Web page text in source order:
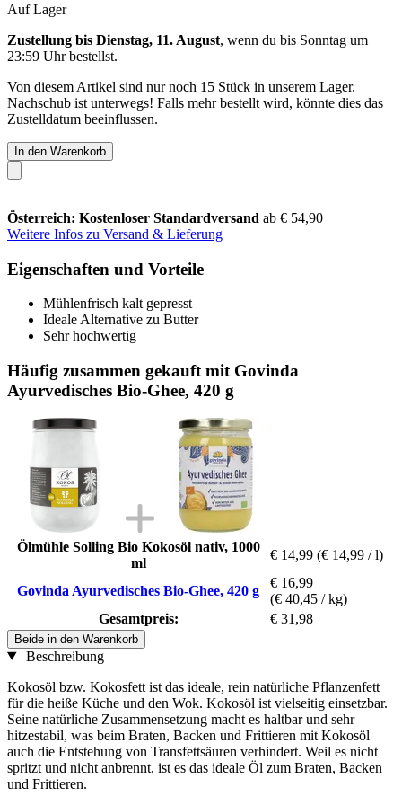
Auf Lager
Zustellung bis Dienstag, 11. August, wenn du bis Sonntag um
23:59 Uhrbestellst.
Von diesem Artikel sind nur noch 15 Stück in unserem Lager.
Nachschub ist unterwegs! Falls mehr bestellt wird, könnte dies das
Zustelldatum beeinflussen.
In den Warenkorb
Österreich: Kostenloser Standardversand ab € 54,90
Weitere Infos zu Versand & Lieferung
Eigenschaften und Vorteile
Mühlenfrisch kalt gepresst
Ideale Alternative zu Butter
Sehr hochwertig
Häufig zusammen gekauft mit Govinda
Ayurvedisches Bio-Ghee, 420 g
Ölmühle Solling Bio Kokosöl nativ, 1000
ml
€ 14,99 (€ 14,99 / l)
Govinda Ayurvedisches Bio-Ghee, 420 g
€ 16,99
(€ 40,45 / kg)
Gesamtpreis:
€ 31,98
Beide in den Warenkorb
Beschreibung
Kokosöl bzw. Kokosfett ist das ideale, rein natürliche Pflanzenfett
für die heiße Küche und den Wok. Kokosöl ist vielseitig einsetzbar.
Seine natürliche Zusammensetzung macht es haltbar und sehr
hitzestabil, was beim Braten, Backen und Frittieren mit Kokosöl
auch die Entstehung von Transfettsäuren verhindert. Weil es nicht
spritzt und nicht anbrennt, ist es das ideale Öl zum Braten, Backen
und Frittieren.